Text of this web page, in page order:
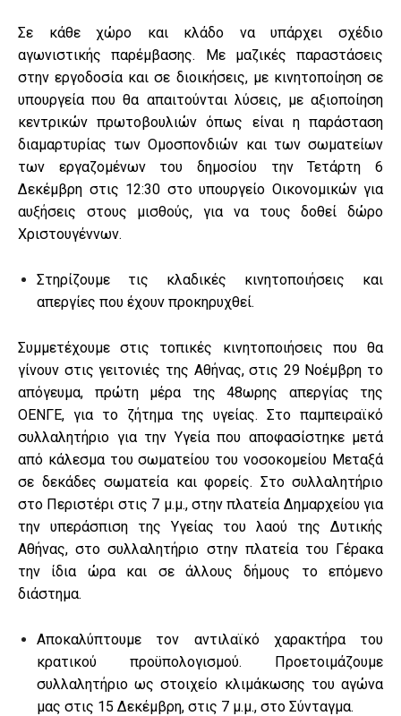
Σε κάθε χώρο και κλάδο να υπάρχει σχέδιο
αγωνιστικής παρέμβασης. Με μαζικές παραστάσεις
στην εργοδοσία και σε διοικήσεις, με κινητοποίηση σε
υπουργεία που θα απαιτούνται λύσεις, με αξιοποίηση
κεντρικών πρωτοβουλιών όπως είναι η παράσταση
διαμαρτυρίας των Ομοσπονδιών και των σωματείων
των εργαζομένων του δημοσίου την Τετάρτη 6
Δεκέμβρη στις 12:30 στο υπουργείο Οικονομικών για
αυξήσεις στους μισθούς, για να τους δοθεί δώρο
Χριστουγέννων.
Στηρίζουμε τις κλαδικές κινητοποιήσεις και
απεργίες που έχουν προκηρυχθεί.
Συμμετέχουμε στις τοπικές κινητοποιήσεις που θα
γίνουν στις γειτονιές της Αθήνας, στις 29 Νοέμβρη το
απόγευμα, πρώτη μέρα της 48ωρης απεργίας της
ΟΕΝΓΕ, για το ζήτημα της υγείας. Στο παμπειραϊκό
συλλαλητήριο για την Υγεία που αποφασίστηκε μετά
από κάλεσμα του σωματείου του νοσοκομείου Μεταξά
σε δεκάδες σωματεία και φορείς. Στο συλλαλητήριο
στο Περιστέρι στις 7 μ.μ., στην πλατεία Δημαρχείου για
την υπεράσπιση της Υγείας του λαού της Δυτικής
Αθήνας, στο συλλαλητήριο στην πλατεία του Γέρακα
την ίδια ώρα και σε άλλους δήμους το επόμενο
διάστημα.
Αποκαλύπτουμε τον αντιλαϊκό χαρακτήρα του
κρατικού προϋπολογισμού. Προετοιμάζουμε
συλλαλητήριο ως στοιχείο κλιμάκωσης του αγώνα
μας στις 15 Δεκέμβρη, στις 7 μ.μ., στο Σύνταγμα.